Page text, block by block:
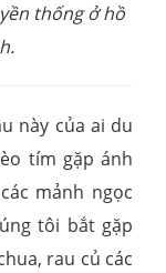
thống ở hồ
này của ai du
tím gặp ánh
mảnh ngọc
tôi bắt gặp
rau củ các